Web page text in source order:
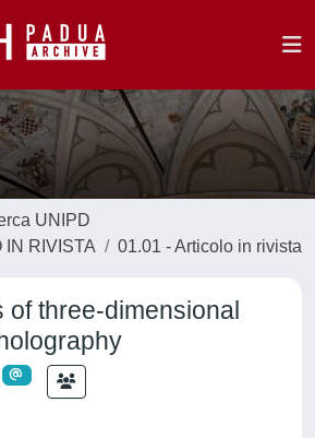
UNIPD
IN RIVISTA
01.01 - Articolo in rivista
of three-dimensional